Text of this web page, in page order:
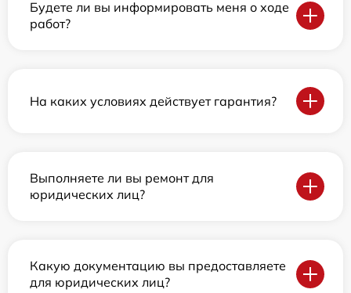
Будете ли вы информировать меня о ходе
работ?
На каких условиях действует гарантия?
Выполняете ли вы ремонт для
юридических лиц?
Какую документацию вы предоставляете
для юридических лиц?